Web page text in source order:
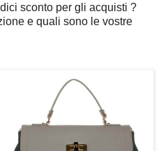
sconto per gli acquisti ?
e quali sono le vostre